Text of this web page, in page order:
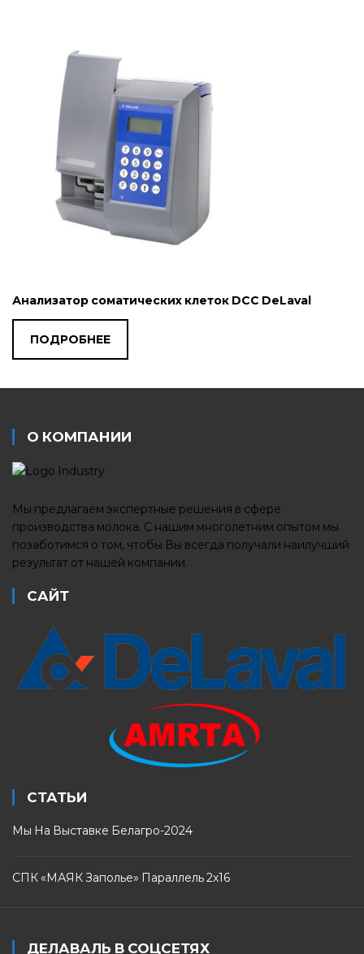
Анализатор соматических клеток DCC DeLaval
ПОДРОБНЕЕ
О КОМПАНИИ
Мы предлагаем экспертные решения в сфере
производства молока. С нашим многолетним опытом мы
позаботимся о том, чтобы Вы всегда получали наилучший
результат от нашей компании.
САЙТ
СТАТЬИ
Мы На Выставке Белагро-2024
СПК «МАЯК Заполье» Параллель 2х16
ДЕЛАВАЛЬ В СОЦСЕТЯХ